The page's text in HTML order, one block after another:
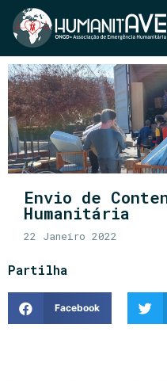
Envio de
Humanitária
22 Janeiro 2022
Partilha
Facebook